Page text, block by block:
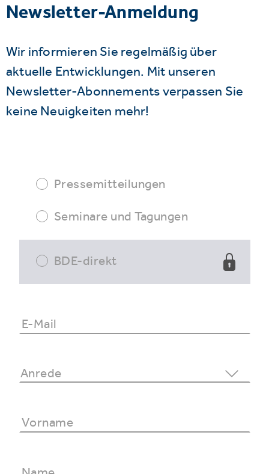
Newsletter-Anmeldung
Wir informieren Sie regelmäßig über
aktuelle Entwicklungen. Mit unseren
Newsletter-Abonnements verpassen Sie
keine Neuigkeiten mehr!
Pressemitteilungen
Seminare und Tagungen
BDE-direkt